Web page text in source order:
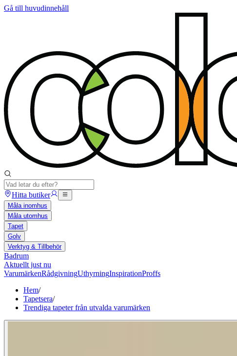
Gå till huvudinnehåll
Hitta butiker
Måla inomhus
Måla utomhus
Tapet
Golv
Verktyg & Tillbehör
Badrum
Aktuellt just nu
VarumärkenRådgivningUthyrningInspirationProffs
Hem/
Tapetsera/
Trendiga tapeter från utvalda varumärken